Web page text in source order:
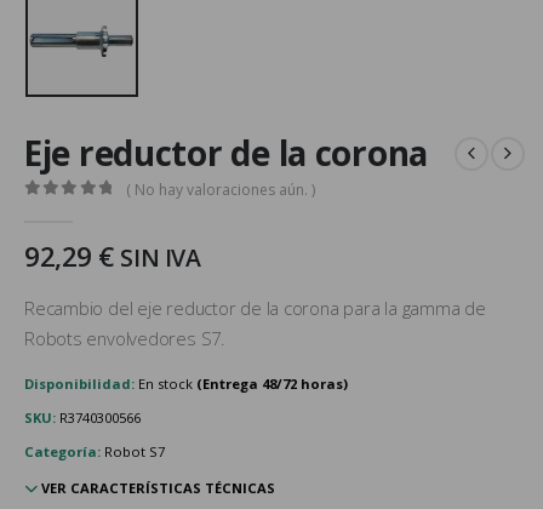
Eje reductor de la corona
( No hay valoraciones aún. )
92,29 € SIN IVA
Recambio del eje reductor de la corona para la gamma de
Robots envolvedores S7.
Disponibilidad: En stock
SKU: R3740300566
Categoría: Robot S7
VER CARACTERÍSTICAS TÉCNICAS